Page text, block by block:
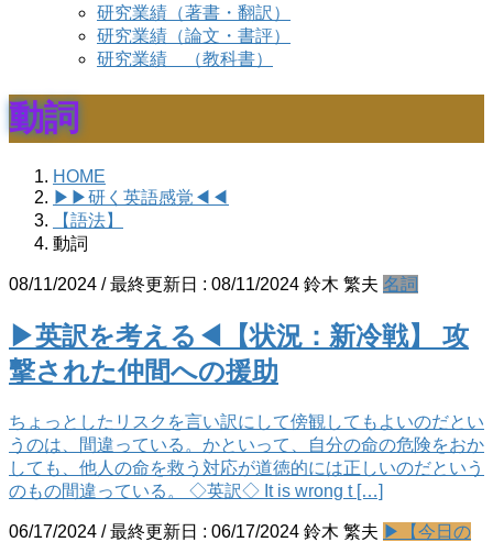
研究業績（著書・翻訳）
研究業績（論文・書評）
研究業績 （教科書）
動詞
HOME
▶▶研く英語感覚◀◀
【語法】
動詞
08/11/2024 / 最終更新日 : 08/11/2024 鈴木 繁夫 名詞
▶英訳を考える◀【状況：新冷戦】 攻
撃された仲間への援助
ちょっとしたリスクを言い訳にして傍観してもよいのだとい
うのは、間違っている。かといって、自分の命の危険をおか
しても、他人の命を救う対応が道徳的には正しいのだという
のもの間違っている。 ◇英訳◇ It is wrong t […]
06/17/2024 / 最終更新日 : 06/17/2024 鈴木 繁夫 ▶【今日の